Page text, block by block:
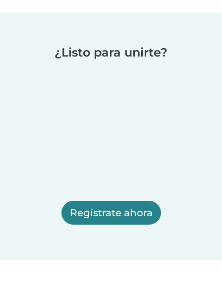
¿Listo para unirte?
Regístrate ahora